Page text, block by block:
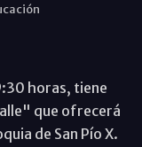
horas, tiene
que ofrecerá
de San Pío X.